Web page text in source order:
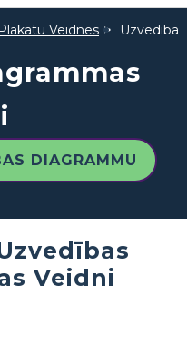
Plakātu Veidnes
DIAGRAMMU
Veidni